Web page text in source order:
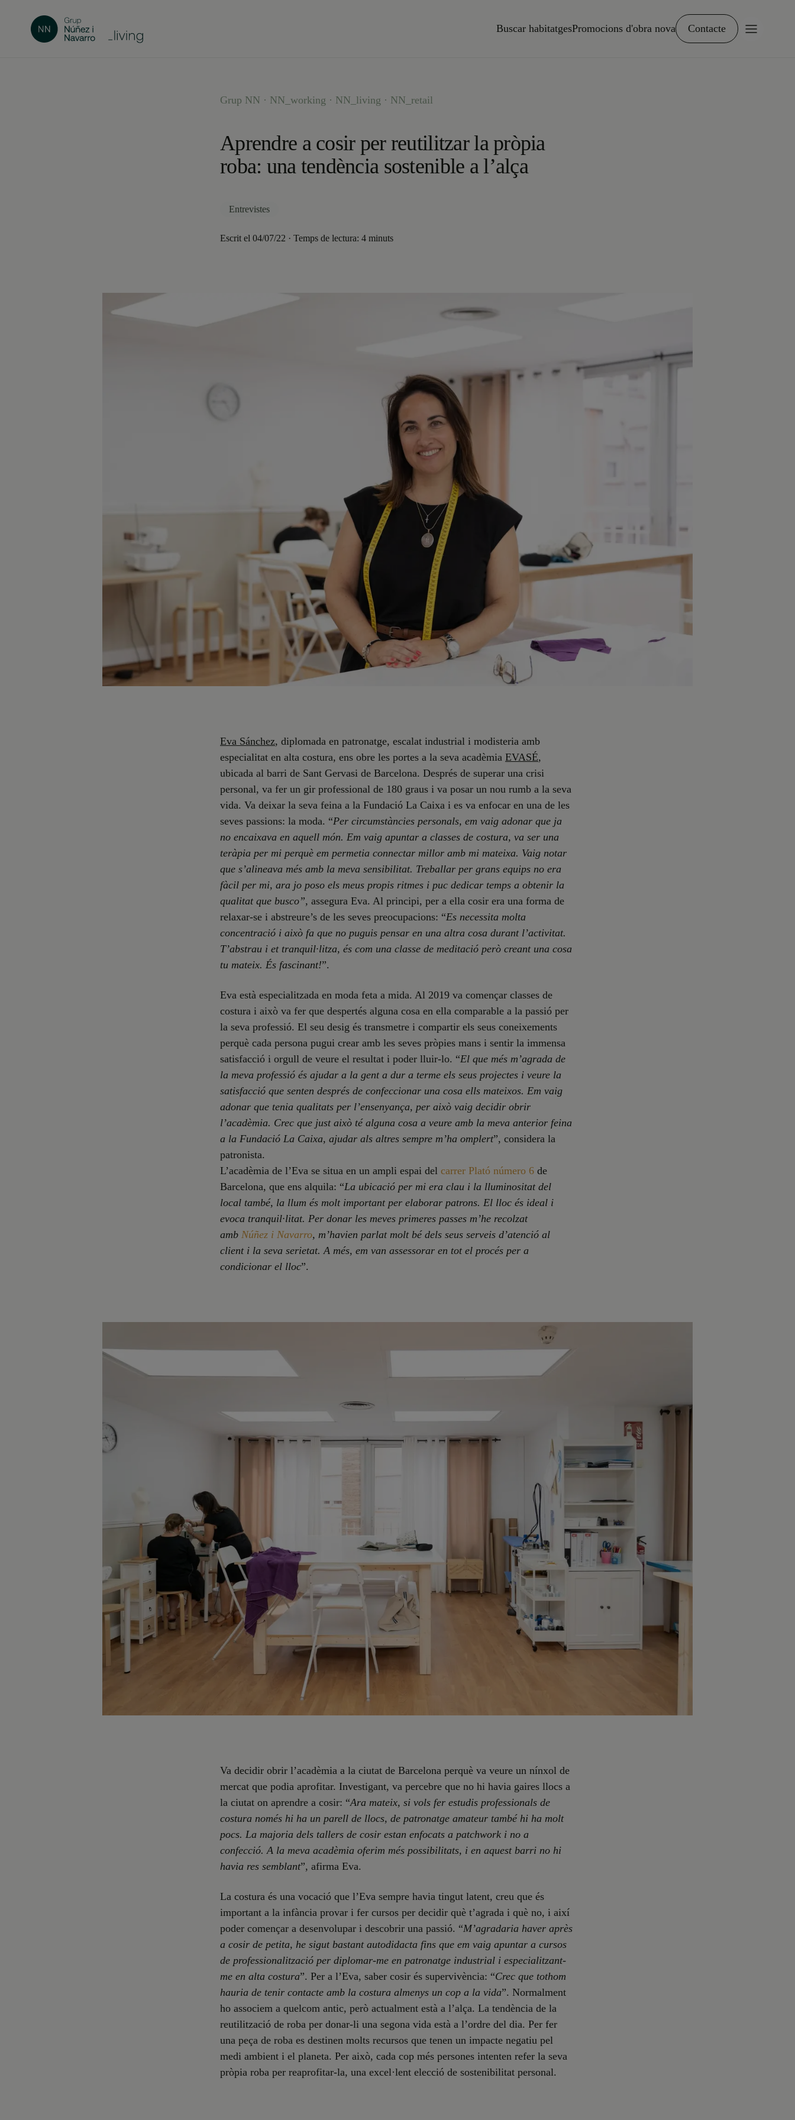
Buscar habitatgesPromocions d'obra nova Contacte
Grup NN · NN_working · NN_living · NN_retail
Aprendre a cosir per reutilitzar la pròpia
roba: una tendència sostenible a l’alça
Entrevistes
Escrit el 04/07/22 · Temps de lectura: 4 minuts
Eva Sánchez, diplomada en patronatge, escalat industrial i modisteria amb
especialitat en alta costura, ens obre les portes a la seva acadèmia EVASÉ,
ubicada al barri de Sant Gervasi de Barcelona. Després de superar una crisi
personal, va fer un gir professional de 180 graus i va posar un nou rumb a la seva
vida. Va deixar la seva feina a la Fundació La Caixa i es va enfocar en una de les
seves passions: la moda. “Per circumstàncies personals, em vaig adonar que ja
no encaixava en aquell món. Em vaig apuntar a classes de costura, va ser una
teràpia per mi perquè em permetia connectar millor amb mi mateixa. Vaig notar
que s’alineava més amb la meva sensibilitat. Treballar per grans equips no era
fàcil per mi, ara jo poso els meus propis ritmes i puc dedicar temps a obtenir la
qualitat que busco”, assegura Eva. Al principi, per a ella cosir era una forma de
relaxar-se i abstreure’s de les seves preocupacions: “Es necessita molta
concentració i això fa que no puguis pensar en una altra cosa durant l’activitat.
T’abstrau i et tranquil·litza, és com una classe de meditació però creant una cosa
tu mateix. És fascinant!”.
Eva està especialitzada en moda feta a mida. Al 2019 va començar classes de
costura i això va fer que despertés alguna cosa en ella comparable a la passió per
la seva professió. El seu desig és transmetre i compartir els seus coneixements
perquè cada persona pugui crear amb les seves pròpies mans i sentir la immensa
satisfacció i orgull de veure el resultat i poder lluir-lo. “El que més m’agrada de
la meva professió és ajudar a la gent a dur a terme els seus projectes i veure la
satisfacció que senten després de confeccionar una cosa ells mateixos. Em vaig
adonar que tenia qualitats per l’ensenyança, per això vaig decidir obrir
l’acadèmia. Crec que just això té alguna cosa a veure amb la meva anterior feina
a la Fundació La Caixa, ajudar als altres sempre m’ha omplert”, considera la
patronista.
L’acadèmia de l’Eva se situa en un ampli espai del carrer Plató número 6 de
Barcelona, que ens alquila: “La ubicació per mi era clau i la lluminositat del
local també, la llum és molt important per elaborar patrons. El lloc és ideal i
evoca tranquil·litat. Per donar les meves primeres passes m’he recolzat
amb Núñez i Navarro, m’havien parlat molt bé dels seus serveis d’atenció al
client i la seva serietat. A més, em van assessorar en tot el procés per a
condicionar el lloc”.
Va decidir obrir l’acadèmia a la ciutat de Barcelona perquè va veure un nínxol de
mercat que podia aprofitar. Investigant, va percebre que no hi havia gaires llocs a
la ciutat on aprendre a cosir: “Ara mateix, si vols fer estudis professionals de
costura només hi ha un parell de llocs, de patronatge amateur també hi ha molt
pocs. La majoria dels tallers de cosir estan enfocats a patchwork i no a
confecció. A la meva acadèmia oferim més possibilitats, i en aquest barri no hi
havia res semblant”, afirma Eva.
La costura és una vocació que l’Eva sempre havia tingut latent, creu que és
important a la infància provar i fer cursos per decidir què t’agrada i què no, i així
poder començar a desenvolupar i descobrir una passió. “M’agradaria haver après
a cosir de petita, he sigut bastant autodidacta fins que em vaig apuntar a cursos
de professionalització per diplomar-me en patronatge industrial i especialitzant-
me en alta costura”. Per a l’Eva, saber cosir és supervivència: “Crec que tothom
hauria de tenir contacte amb la costura almenys un cop a la vida”. Normalment
ho associem a quelcom antic, però actualment està a l’alça. La tendència de la
reutilització de roba per donar-li una segona vida està a l’ordre del dia. Per fer
una peça de roba es destinen molts recursos que tenen un impacte negatiu pel
medi ambient i el planeta. Per això, cada cop més persones intenten refer la seva
pròpia roba per reaprofitar-la, una excel·lent elecció de sostenibilitat personal.